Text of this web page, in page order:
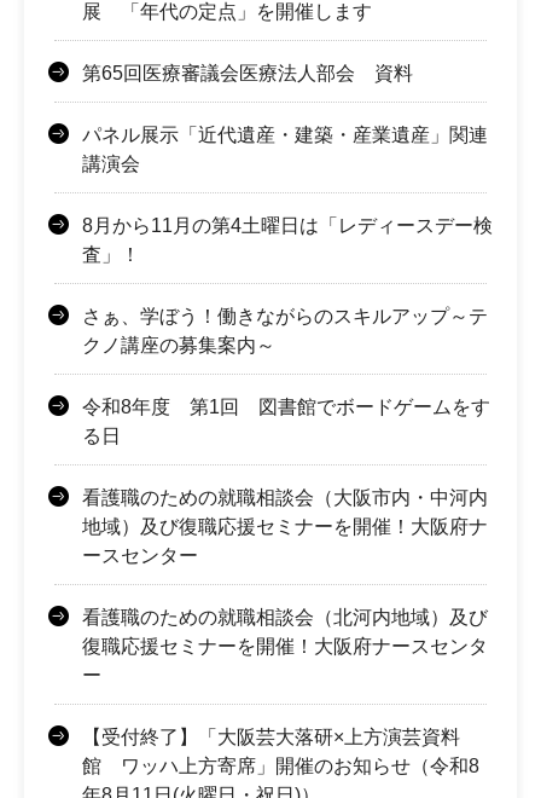
展 「年代の定点」を開催します
第65回医療審議会医療法人部会 資料
パネル展示「近代遺産・建築・産業遺産」関連
講演会
8月から11月の第4土曜日は「レディースデー検
査」！
さぁ、学ぼう！働きながらのスキルアップ～テ
クノ講座の募集案内～
令和8年度 第1回 図書館でボードゲームをす
る日
看護職のための就職相談会（大阪市内・中河内
地域）及び復職応援セミナーを開催！大阪府ナ
ースセンター
看護職のための就職相談会（北河内地域）及び
復職応援セミナーを開催！大阪府ナースセンタ
ー
【受付終了】「大阪芸大落研×上方演芸資料
館 ワッハ上方寄席」開催のお知らせ（令和8